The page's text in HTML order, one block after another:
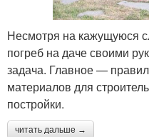
Несмотря на кажущуюся
погреб на даче своими
задача. Главное —
материалов для
постройки.
читать дальше →